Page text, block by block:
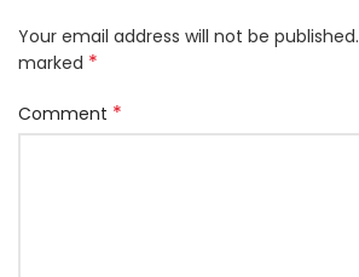
Your email address will not be published.
marked *
Comment *